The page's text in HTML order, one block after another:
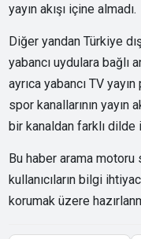
yayın akışı içine almadı.
Diğer yandan Türkiye
yabancı uydulara bağlı
ayrıca yabancı TV
spor kanallarının yayın
bir kanaldan farklı
Bu haber arama
kullanıcıların bilgi
korumak üzere